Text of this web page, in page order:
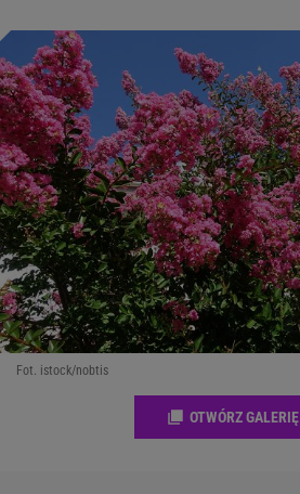
Fot. istock/nobtis
OTWÓRZ GALERIĘ